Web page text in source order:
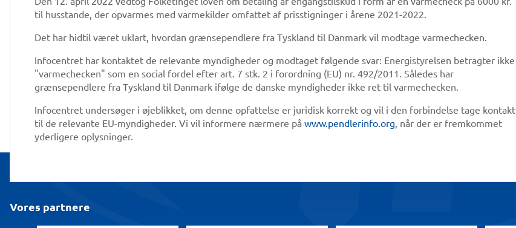
til husstande, der opvarmes med varmekilder omfattet af prisstigninger i årene 2021-2022.
Det har hidtil været uklart, hvordan grænsependlere fra Tyskland til Danmark vil modtage varmechecken.
Infocentret har kontaktet de relevante myndigheder og modtaget følgende svar: Energistyrelsen betragter ikke
"varmechecken" som en social fordel efter art. 7 stk. 2 i forordning (EU) nr. 492/2011. Således har
grænsependlere fra Tyskland til Danmark ifølge de danske myndigheder ikke ret til varmechecken.
Infocentret undersøger i øjeblikket, om denne opfattelse er juridisk korrekt og vil i den forbindelse tage kontakt
til de relevante EU-myndigheder. Vi vil informere nærmere på www.pendlerinfo.org, når der er fremkommet
yderligere oplysninger.
Vores partnere